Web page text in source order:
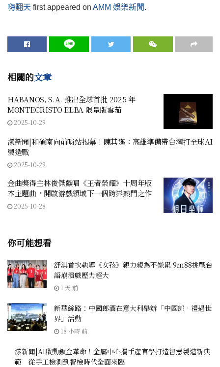
嗨翻天 first appeared on AMM 娛樂新聞.
相關的文章
HABANOS, S.A. 推出全球首批 2025 年
MONTECRISTO ELBA 限量版雪茄
2025-10-29
漾新聞|和碩南向前哨站揭幕！陳其邁：高雄準備帶台灣打全球AI
製造戰
2025-10-29
金曲獎得主林俊傑獻唱《王者榮耀》十周年版
本主題曲，開啟游戲領域下一個跨界熱門之作
2025-10-28
你可能想看
舒淇首次執導《女孩》親力親為不嫌累 9m88挑戰台
語崩潰戲壓力超大
1 天 前
新華絲路：中國郎酒在意大利舉辦「中國郎•禮遇世
界」活動
18 小時 前
漾新聞|AI啟動鈑金革命！金屬中心攜手產官學打造智慧製造新典
範 從手工檢測到智檢時代全面來臨